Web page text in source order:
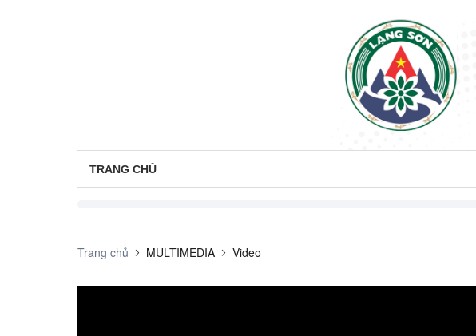
TRANG CHỦ
Trang chủ MULTIMEDIA Video